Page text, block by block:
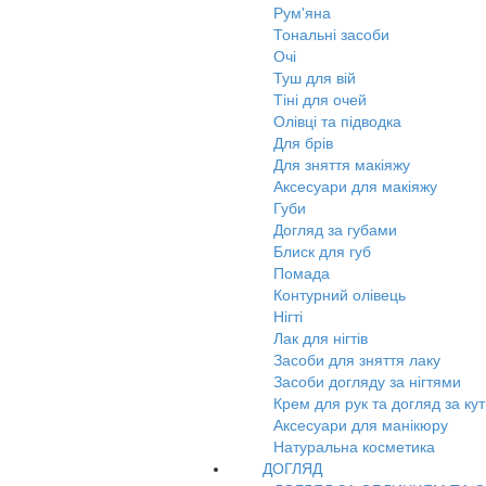
Рум'яна
Тональні засоби
Очі
Туш для вій
Тіні для очей
Олівці та підводка
Для брів
Для зняття макіяжу
Аксесуари для макіяжу
Губи
Догляд за губами
Блиск для губ
Помада
Контурний олівець
Нігті
Лак для нігтів
Засоби для зняття лаку
Засоби догляду за нігтями
Крем для рук та догляд за
Аксесуари для манікюру
Натуральна косметика
ДОГЛЯД